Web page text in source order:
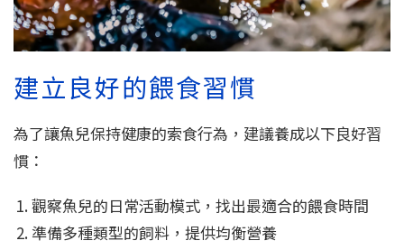
建立良好的餵食習慣
為了讓魚兒保持健康的索食行為，建議養成以下良好習
慣：
觀察魚兒的日常活動模式，找出最適合的餵食時間
準備多種類型的飼料，提供均衡營養